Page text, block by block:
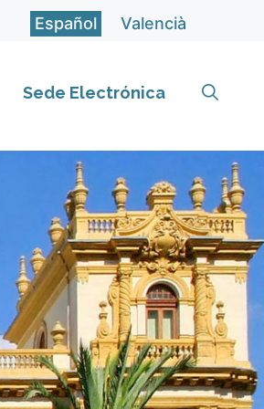
Español Valencià
Sede Electrónica